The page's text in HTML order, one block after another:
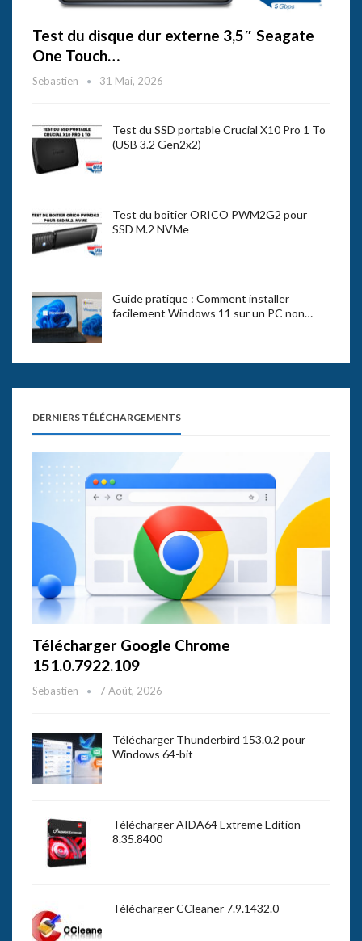
Test du disque dur externe 3,5″ Seagate
One Touch…
Sebastien 31 Mai, 2026
Test du SSD portable Crucial X10 Pro 1 To
(USB 3.2 Gen2x2)
Test du boîtier ORICO PWM2G2 pour
SSD M.2 NVMe
Guide pratique : Comment installer
facilement Windows 11 sur un PC non…
DERNIERS TÉLÉCHARGEMENTS
Télécharger Google Chrome
151.0.7922.109
Sebastien 7 Août, 2026
Télécharger Thunderbird 153.0.2 pour
Windows 64-bit
Télécharger AIDA64 Extreme Edition
8.35.8400
Télécharger CCleaner 7.9.1432.0